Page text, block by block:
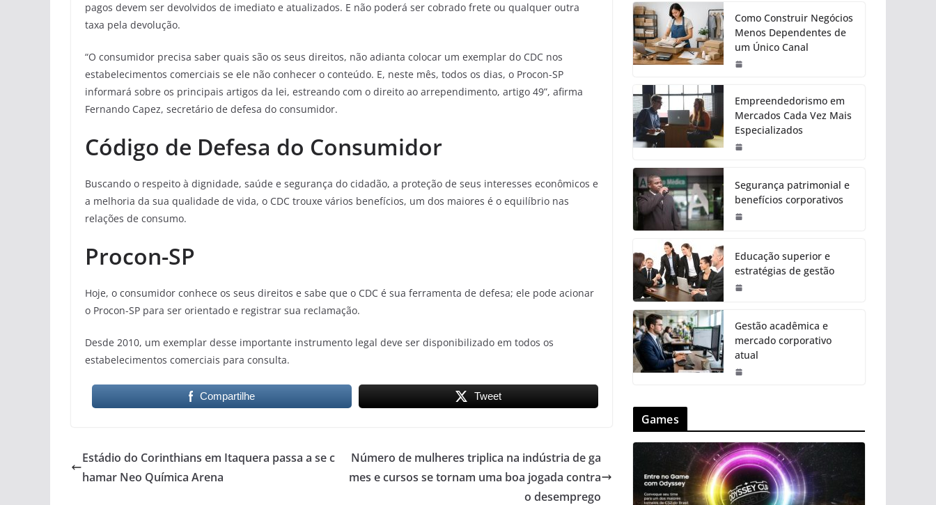
pagos devem ser devolvidos de imediato e atualizados. E não poderá ser cobrado frete ou qualquer outra
taxa pela devolução.
“O consumidor precisa saber quais são os seus direitos, não adianta colocar um exemplar do CDC nos
estabelecimentos comerciais se ele não conhecer o conteúdo. E, neste mês, todos os dias, o Procon-SP
informará sobre os principais artigos da lei, estreando com o direito ao arrependimento, artigo 49”, afirma
Fernando Capez, secretário de defesa do consumidor.
Código de Defesa do Consumidor
Buscando o respeito à dignidade, saúde e segurança do cidadão, a proteção de seus interesses econômicos e
a melhoria da sua qualidade de vida, o CDC trouxe vários benefícios, um dos maiores é o equilíbrio nas
relações de consumo.
Procon-SP
Hoje, o consumidor conhece os seus direitos e sabe que o CDC é sua ferramenta de defesa; ele pode acionar
o Procon-SP para ser orientado e registrar sua reclamação.
Desde 2010, um exemplar desse importante instrumento legal deve ser disponibilizado em todos os
estabelecimentos comerciais para consulta.
Compartilhe Tweet
Estádio do Corinthians em Itaquera passa a se c
hamar Neo Química Arena
Número de mulheres triplica na indústria de ga
mes e cursos se tornam uma boa jogada contra
o desemprego
Como Construir Negócios
Menos Dependentes de
um Único Canal
Empreendedorismo em
Mercados Cada Vez Mais
Especializados
Segurança patrimonial e
benefícios corporativos
Educação superior e
estratégias de gestão
Gestão acadêmica e
mercado corporativo
atual
Games